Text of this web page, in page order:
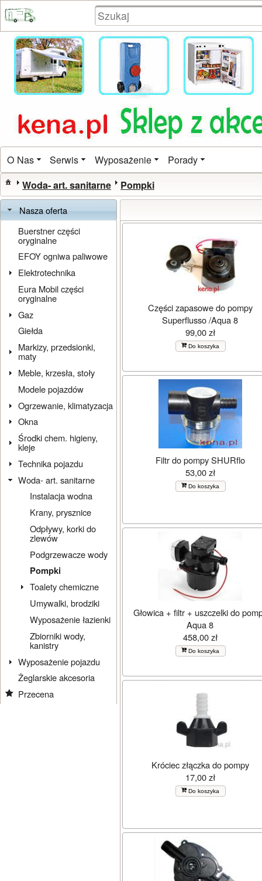
O Nas Serwis Wyposażenie Porady
Woda- art. sanitarne Pompki
Nasza oferta
Buerstner części
oryginalne
EFOY ogniwa paliwowe
Elektrotechnika
Eura Mobil części
oryginalne
Gaz
Giełda
Markizy, przedsionki,
maty
Meble, krzesła, stoły
Modele pojazdów
Ogrzewanie, klimatyzacja
Okna
Środki chem. higieny,
kleje
Technika pojazdu
Woda- art. sanitarne
Instalacja wodna
Krany, prysznice
Odpływy, korki do
zlewów
Podgrzewacze wody
Pompki
Toalety chemiczne
Umywalki, brodziki
Wyposażenie łazienki
Zbiorniki wody,
kanistry
Wyposażenie pojazdu
Żeglarskie akcesoria
Przecena
Części zapasowe do pompy
Superflusso /Aqua 8
99,00 zł
Do koszyka
Filtr do pompy SHURflo
53,00 zł
Do koszyka
Głowica + filtr + uszczelki do
Aqua 8
458,00 zł
Do koszyka
Króciec złączka do pompy
17,00 zł
Do koszyka